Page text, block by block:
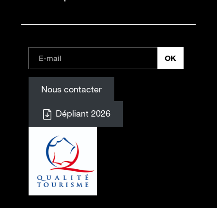
Nous contacter
Dépliant 2026